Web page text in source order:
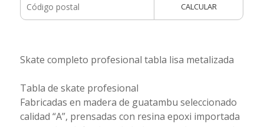
CALCULAR
Skate completo profesional tabla lisa metalizada
Tabla de skate profesional
Fabricadas en madera de guatambu seleccionado
calidad “A”, prensadas con resina epoxi importada